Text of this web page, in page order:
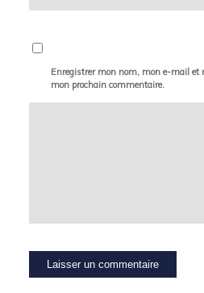
Enregistrer mon nom, mon e-mail et
mon prochain commentaire.